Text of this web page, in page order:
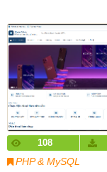
108
PHP & MySQL